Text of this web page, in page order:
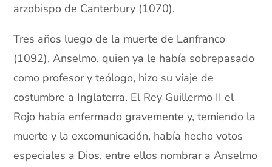
arzobispo de Canterbury (1070).
Tres años luego de la muerte de Lanfranco
(1092), Anselmo, quien ya le había sobrepasado
como profesor y teólogo, hizo su viaje de
costumbre a Inglaterra. El Rey Guillermo II el
Rojo había enfermado gravemente y, temiendo la
muerte y la excomunicación, había hecho votos
especiales a Dios, entre ellos nombrar a Anselmo